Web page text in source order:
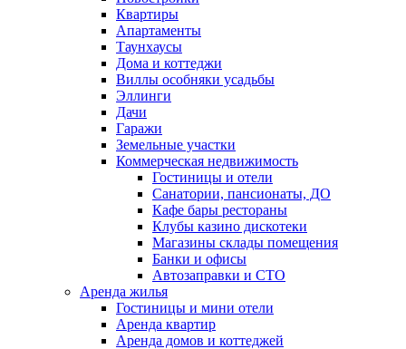
Квартиры
Апартаменты
Таунхаусы
Дома и коттеджи
Виллы особняки усадьбы
Эллинги
Дачи
Гаражи
Земельные участки
Коммерческая недвижимость
Гостиницы и отели
Санатории, пансионаты, ДО
Кафе бары рестораны
Клубы казино дискотеки
Магазины склады помещения
Банки и офисы
Автозаправки и СТО
Аренда жилья
Гостиницы и мини отели
Аренда квартир
Аренда домов и коттеджей